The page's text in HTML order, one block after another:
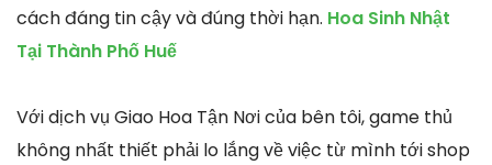
cách đáng tin cậy và đúng thời hạn. Hoa Sinh Nhật
Tại Thành Phố Huế
Với dịch vụ Giao Hoa Tận Nơi của bên tôi, game thủ
không nhất thiết phải lo lắng về việc từ mình tới shop